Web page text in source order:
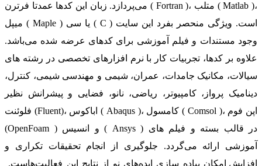
می‌پردازد. زبان این کدها عمدتا فرترن ( Fortran )، متلب ( Matlab )،
میپل ( Maple ) یا سی ( C ) است. ویژگی منحصر بفرد این سایت
وجود مستندات و فیلم آموزشی برای کدهای عرضه شده می‌باشد.
علاوه بر کدها، تجربیات کار با نرم افزارهای تخصصی در رشته های
سیالات، مکانیک جامدات، عمران، شیمی و مهندسی شیمی، کنترل،
دینامیک پرواز، کامپیوتر، ریاضی، نانو، فضایی و پیشرانش نظیر
فلوئنت (Fluent)، اباکوس ( Abaqus )، کامسول ( Comsol )، اپن فوم
(OpenFoam ) و انسیس ( Ansys ) در قالب بسته‌ و فیلم های
آموزشی ارائه می‌گردد. جلوگیری از انجام تحقیقات تکراری و
افزایش امکان پیاده سازی ایده‌های نو از نتایج این فعالیت‌هاست.